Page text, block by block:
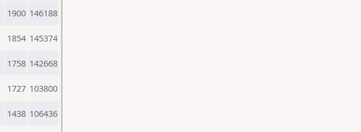
1900 146188
1854 145374
1758 142668
1727 103800
1438 106436